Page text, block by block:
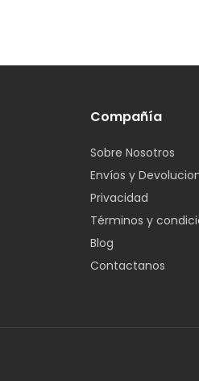
Compañía
Sobre Nosotros
Envíos y
Privacidad
Términos y
Blog
Contactanos